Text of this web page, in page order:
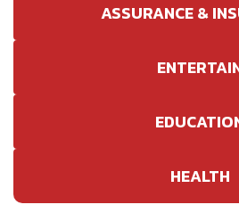
ASSURANCE &
HEALTH